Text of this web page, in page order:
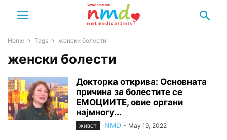
Home Tags женски болести
женски болести
Докторка открива: Основната
причина за болестите се
ЕМОЦИИТЕ, овие органи
најмногу...
ЖИВОТ NMD - May 19, 2022